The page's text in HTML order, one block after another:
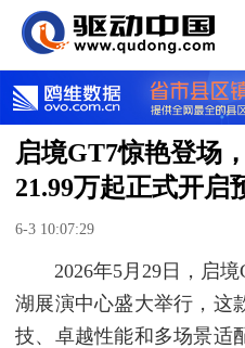
启境GT7惊艳登场
21.99万起正式开启
6-3 10:07:29
2026年5月29日，启
湖展演中心盛大举行，这
技、卓越性能和多场景适